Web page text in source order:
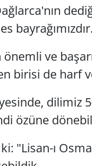
ve
birisi de harf
dilimiz
özüne
"Lisan-ı